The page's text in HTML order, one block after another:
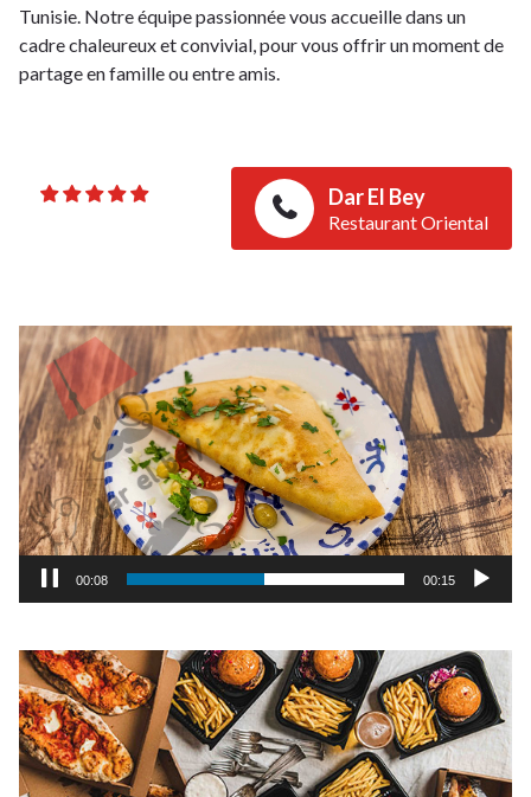
Tunisie. Notre équipe passionnée vous accueille dans un
cadre chaleureux et convivial, pour vous offrir un moment de
partage en famille ou entre amis.
Dar El Bey
Restaurant Oriental
Video
Player
00:09 00:15